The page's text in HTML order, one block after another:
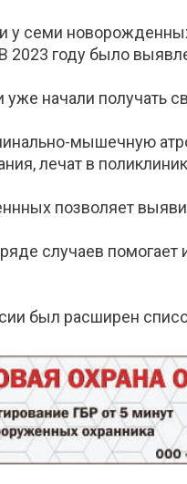
у семи
2023 году было
начали получать
мышечную
лечат в
позволяет
случаев
был расширен